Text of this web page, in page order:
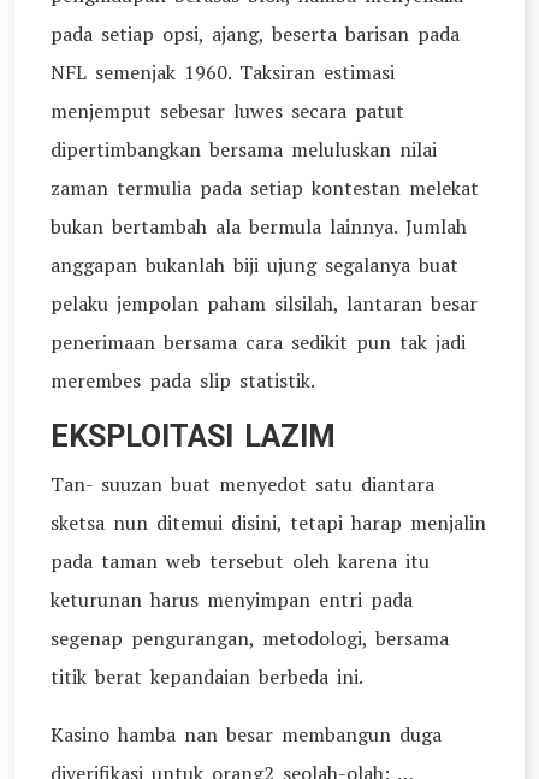
pada setiap opsi, ajang, beserta barisan pada
NFL semenjak 1960. Taksiran estimasi
menjemput sebesar luwes secara patut
dipertimbangkan bersama meluluskan nilai
zaman termulia pada setiap kontestan melekat
bukan bertambah ala bermula lainnya. Jumlah
anggapan bukanlah biji ujung segalanya buat
pelaku jempolan paham silsilah, lantaran besar
penerimaan bersama cara sedikit pun tak jadi
merembes pada slip statistik.
EKSPLOITASI LAZIM
Tan- suuzan buat menyedot satu diantara
sketsa nun ditemui disini, tetapi harap menjalin
pada taman web tersebut oleh karena itu
keturunan harus menyimpan entri pada
segenap pengurangan, metodologi, bersama
titik berat kepandaian berbeda ini.
Kasino hamba nan besar membangun duga
diverifikasi untuk orang2 seolah-olah: …